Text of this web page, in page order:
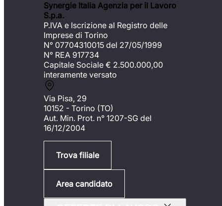
Synergie Italia Agenzia per il Lavoro
S.p.a.
P.IVA e Iscrizione al Registro delle
Imprese di Torino
N° 07704310015 del 27/05/1999
N° REA 917734
Capitale Sociale € 2.500.000,00
interamente versato
Via Pisa, 29
10152 - Torino (TO)
Aut. Min. Prot. n° 1207-SG del
16/12/2004
Trova filiale
Area candidato